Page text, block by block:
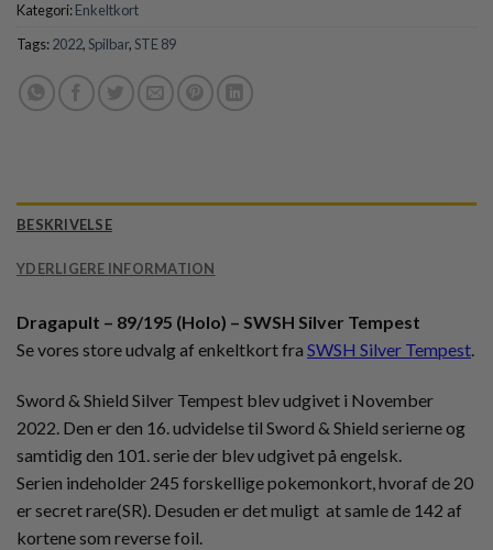
Kategori:Enkeltkort
Tags:2022,Spilbar,STE 89
BESKRIVELSE
YDERLIGERE INFORMATION
Dragapult – 89/195 (Holo) – SWSH Silver Tempest
Se vores store udvalg af enkeltkort fra SWSH Silver Tempest.
Sword & Shield Silver Tempest blev udgivet i November
2022. Den er den 16. udvidelse til Sword & Shield serierne og
samtidig den 101. serie der blev udgivet på engelsk.
Serien indeholder 245 forskellige pokemonkort, hvoraf de 20
er secret rare(SR). Desuden er det muligt at samle de 142 af
kortene som reverse foil.